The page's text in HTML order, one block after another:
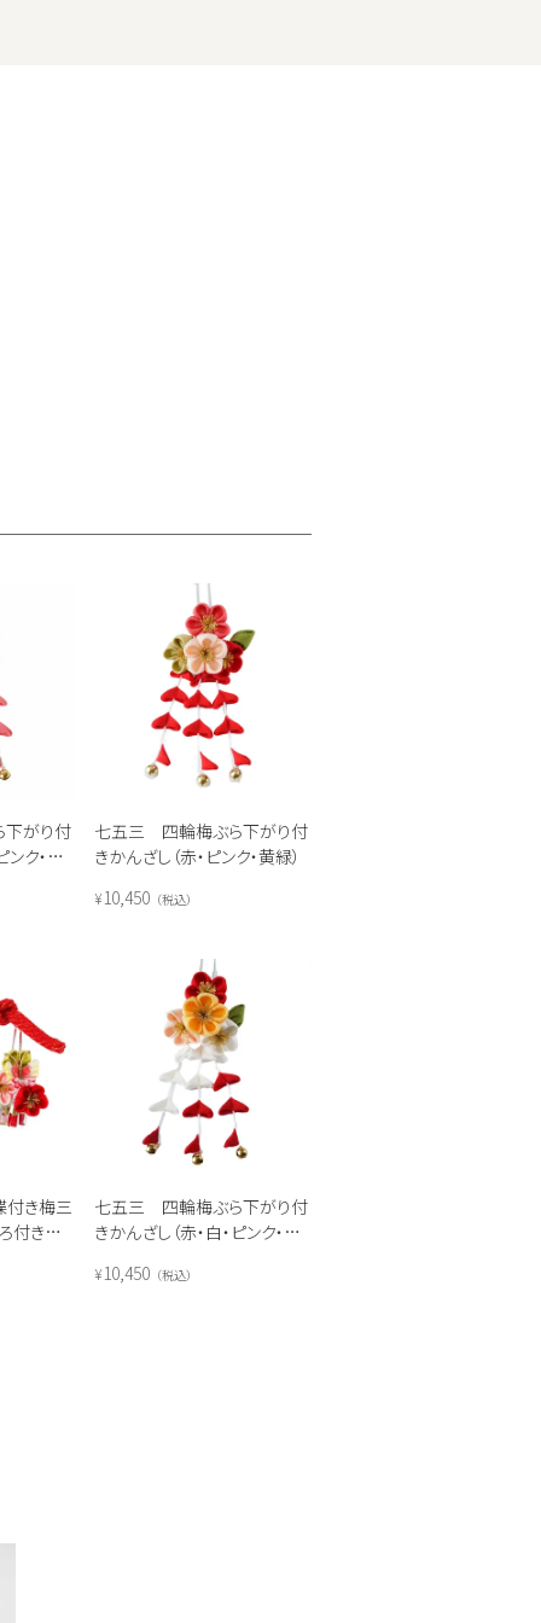
がり付
ンク・ス
七五三 四輪梅ぶら下がり付
きかんざし（赤・ピンク・黄緑）
¥10,450 税込
き梅三
ろ付き
七五三 四輪梅ぶら下がり付
きかんざし（赤・白・ピンク・黄
¥10,450 税込